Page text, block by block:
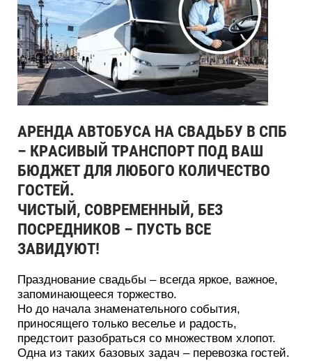
АРЕНДА АВТОБУСА НА СВАДЬБУ В СПБ
– КРАСИВЫЙ ТРАНСПОРТ ПОД ВАШ
БЮДЖЕТ ДЛЯ ЛЮБОГО КОЛИЧЕСТВО
ГОСТЕЙ.
ЧИСТЫЙ, СОВРЕМЕННЫЙ, БЕЗ
ПОСРЕДНИКОВ – ПУСТЬ ВСЕ
ЗАВИДУЮТ!
Празднование свадьбы – всегда яркое, важное,
запоминающееся торжество.
Но до начала знаменательного события,
приносящего только веселье и радость,
предстоит разобраться со множеством хлопот.
Одна из таких базовых задач – перевозка гостей.